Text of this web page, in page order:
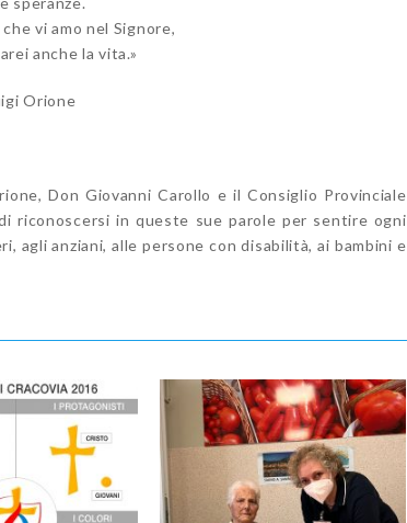
vi amo nel Signore,
anche la vita.»
Orione
Don Giovanni Carollo e il Consiglio Provinciale
riconoscersi in queste sue parole per sentire ogni
agli anziani, alle persone con disabilità, ai bambini e